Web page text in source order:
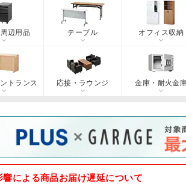
辺用品 テーブル オフィス収納
トランス 応接・ラウンジ 金庫・耐火金
による商品お届け遅延について